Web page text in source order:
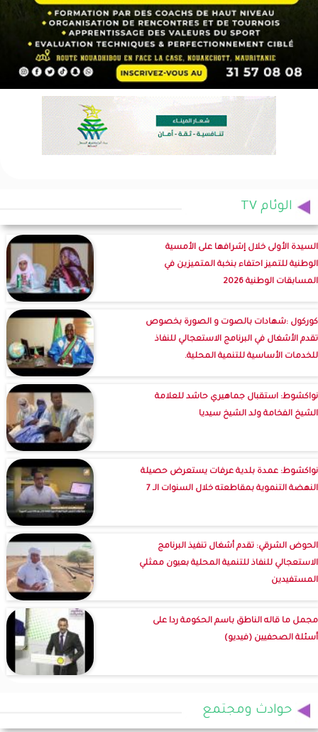
الوئام TV
السيدة الأولى خلال إشرافها على الأمسية
الوطنية للتميز احتفاء بنخبة المتميزين في
المسابقات الوطنية 2026
كوركول :شهادات بالصوت و الصورة بخصوص
تقدم الأشغال في البرنامج الاستعجالي للنفاذ
للخدمات الأساسية للتنمية المحلية.
نواكشوط: استقبال جماهيري حاشد للعلامة
الشيخ الفخامة ولد الشيخ سيديا
نواكشوط: عمدة بلدية عرفات يستعرض حصيلة
النهضة التنموية بمقاطعته خلال السنوات الـ 7
الحوض الشرقي: تقدم أشغال تنفيذ البرنامج
الاستعجالي للنفاذ للتنمية المحلية بعيون ممثلي
المستفيدين
مجمل ما قاله الناطق باسم الحكومة ردا على
أسئلة الصحفيين (فيديو)
حوادث ومجتمع